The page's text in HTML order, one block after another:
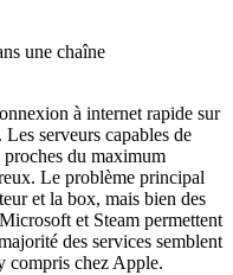
une chaîne
à internet rapide sur
serveurs capables de
proches du maximum
Le problème principal
et la box, mais bien des
et Steam permettent
des services semblent
compris chez Apple.